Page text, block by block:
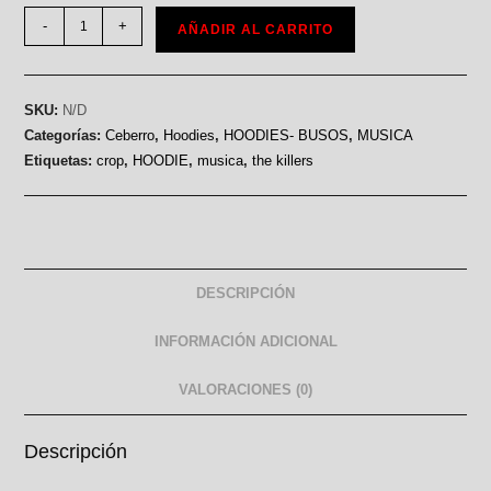
- + AÑADIR AL CARRITO
SKU: N/D
Categorías:Ceberro, Hoodies, HOODIES- BUSOS, MUSICA
Etiquetas:crop, HOODIE,musica,the killers
DESCRIPCIÓN
INFORMACIÓN ADICIONAL
VALORACIONES (0)
Descripción